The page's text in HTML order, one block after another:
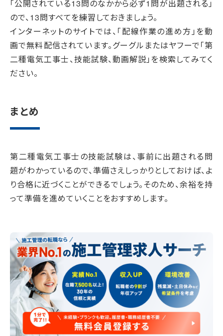
「公開されている13問のなかから必ず1問が出題される」
ので、13問すべてを練習しておきましょう。
インターネットのサイトでは、「配線作業の進め方」を動
画で無料配信されています。グーグルまたはヤフーで「第
二種電気工事士、技能試験、動画解説」を検索してみてく
ださい。
まとめ
第二種電気工事士の技能試験は、事前に出題される問
題がわかっているので、準備さえしっかりとしておけば、よ
り合格に近づくことができるでしょう。そのため、余裕を持
って準備を進めていくことをおすすめします。